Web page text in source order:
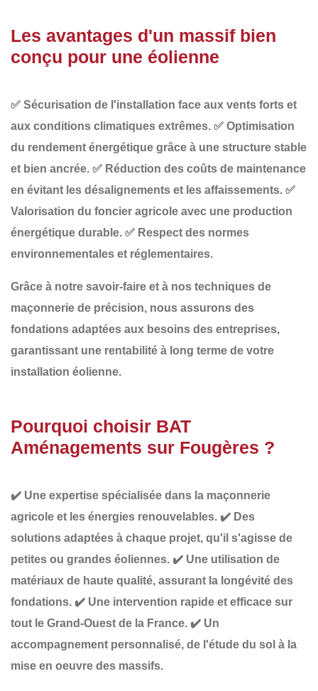
Les avantages d'un massif bien
conçu pour une éolienne
✅ Sécurisation de l'installation face aux vents forts et
aux conditions climatiques extrêmes. ✅ Optimisation
du rendement énergétique grâce à une structure stable
et bien ancrée. ✅ Réduction des coûts de maintenance
en évitant les désalignements et les affaissements. ✅
Valorisation du foncier agricole avec une production
énergétique durable. ✅ Respect des normes
environnementales et réglementaires.
Grâce à notre savoir-faire et à nos techniques de
maçonnerie de précision, nous assurons des
fondations adaptées aux besoins des entreprises,
garantissant une rentabilité à long terme de votre
installation éolienne.
Pourquoi choisir BAT
Aménagements sur Fougères ?
✔️ Une expertise spécialisée dans la maçonnerie
agricole et les énergies renouvelables. ✔️ Des
solutions adaptées à chaque projet, qu'il s'agisse de
petites ou grandes éoliennes. ✔️ Une utilisation de
matériaux de haute qualité, assurant la longévité des
fondations. ✔️ Une intervention rapide et efficace sur
tout le Grand-Ouest de la France. ✔️ Un
accompagnement personnalisé, de l'étude du sol à la
mise en oeuvre des massifs.